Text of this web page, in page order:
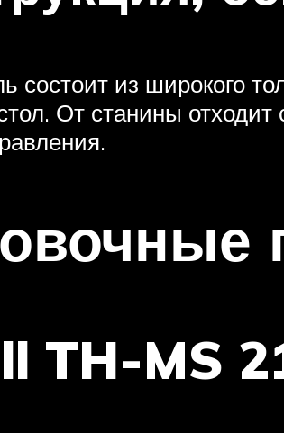
состоит из широкого
От станины
TH-MS